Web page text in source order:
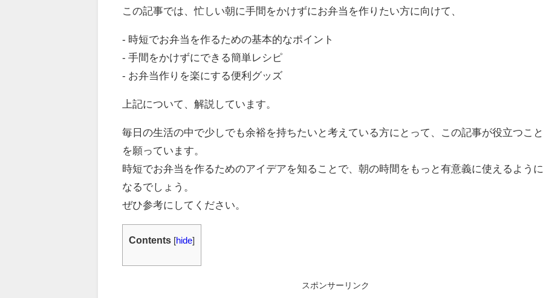
この記事では、忙しい朝に手間をかけずにお弁当を作りたい方に向けて、
- 時短でお弁当を作るための基本的なポイント
- 手間をかけずにできる簡単レシピ
- お弁当作りを楽にする便利グッズ
上記について、解説しています。
毎日の生活の中で少しでも余裕を持ちたいと考えている方にとって、この記事が役立つこと
を願っています。
時短でお弁当を作るためのアイデアを知ることで、朝の時間をもっと有意義に使えるように
なるでしょう。
ぜひ参考にしてください。
Contents hide
スポンサーリンク